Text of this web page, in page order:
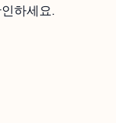
하세요.